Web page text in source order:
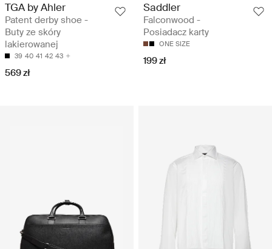
TGA by Ahler
Patent derby shoe -
Buty ze skóry
lakierowanej
39 40 41 42 43
569 zł
Saddler
Falconwood -
Posiadacz karty
ONE SIZE
199 zł